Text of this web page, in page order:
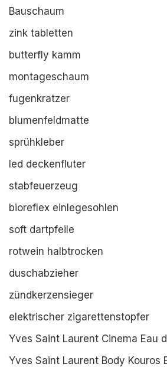
Bauschaum
zink tabletten
butterfly kamm
montageschaum
fugenkratzer
blumenfeldmatte
sprühkleber
led deckenfluter
stabfeuerzeug
bioreflex einlegesohlen
soft dartpfeile
rotwein halbtrocken
duschabzieher
zündkerzensieger
elektrischer zigarettenstopfer
Yves Saint Laurent Cinema Eau
Yves Saint Laurent Body Kouros